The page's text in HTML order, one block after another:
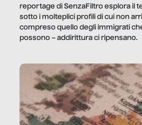
reportage di SenzaFiltro esplora il
sotto i molteplici profili di cui non
compreso quello degli immigrati
possono – addirittura ci ripensano.